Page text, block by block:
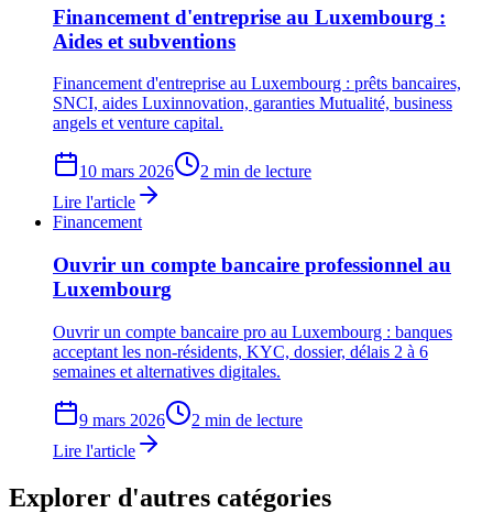
Financement d'entreprise au Luxembourg :
Aides et subventions
Financement d'entreprise au Luxembourg : prêts bancaires,
SNCI, aides Luxinnovation, garanties Mutualité, business
angels et venture capital.
10 mars 2026
2 min de lecture
Lire l'article
Financement
Ouvrir un compte bancaire professionnel au
Luxembourg
Ouvrir un compte bancaire pro au Luxembourg : banques
acceptant les non-résidents, KYC, dossier, délais 2 à 6
semaines et alternatives digitales.
9 mars 2026
2 min de lecture
Lire l'article
Explorer d'autres catégories